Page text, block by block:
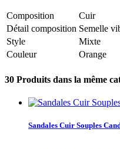
Composition
Cuir
Détail composition Semelle
Style
Mixte
Couleur
Orange
30 Produits dans la même
Sandales Cuir Souples